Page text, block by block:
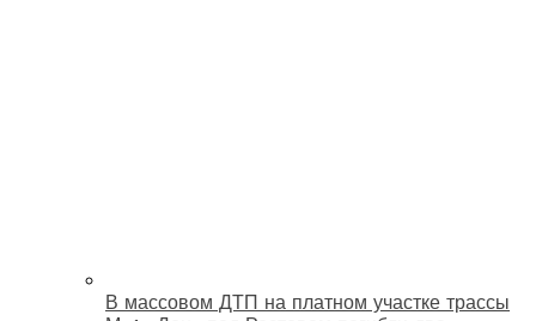
В массовом ДТП на платном участке трассы